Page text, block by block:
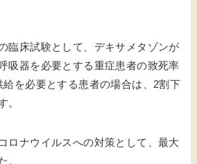
臨床試験として、デキサメタゾンが
吸器を必要とする重症患者の致死率
を必要とする患者の場合は、2割下
。
ロナウイルスへの対策として、最大
。